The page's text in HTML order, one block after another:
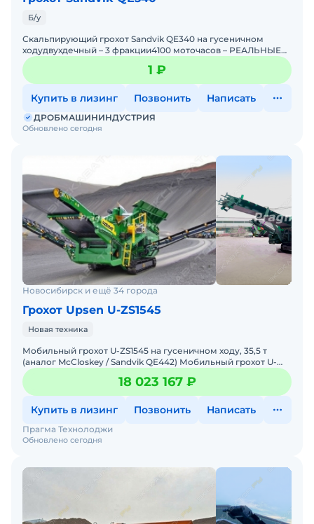
Б/у
Скальпирующий грохот Sandvik QE340 на гусеничном
ходудвухдечный – 3 фракции4100 моточасов – РЕАЛЬНЫЕ
ЧАСЫ!Год выпуска: 2011Верхний дек: 4800x1420 мм
1 ₽
Купить в лизинг Позвонить Написать
Обновлено сегодня
ДРОБМАШИНИНДУСТРИЯ
Новосибирск и ещё 34 города
Грохот Upsen U-ZS1545
Новая техника
Мобильный грохот U-ZS1545 на гусеничном ходу, 35,5 т
(аналог McCloskey / Sandvik QE442) Мобильный грохот U-
ZS1545 на гусеничном шасси - это тяжелая сортировочн
18 023 167 ₽
Купить в лизинг Позвонить Написать
Обновлено сегодня
Прагма Технолоджи